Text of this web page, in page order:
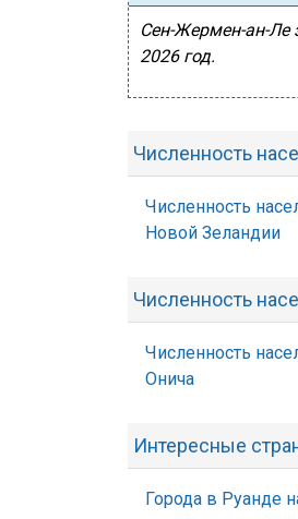
Сен-Жермен-ан-Ле
2026 год.
Численность
Численность
Новой Зеландии
Численность
Численность
Онича
Интересные
Города в Руанде